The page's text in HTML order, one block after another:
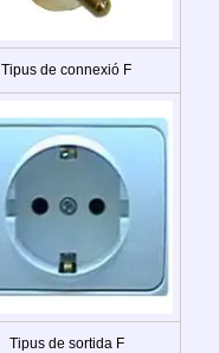
Tipus de connexió F
Tipus de sortida F